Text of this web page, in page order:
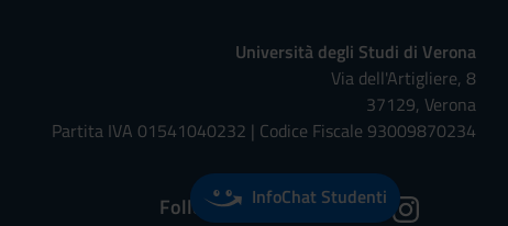
Università degli Studi di Verona
Via dell'Artigliere, 8
37129, Verona
Partita IVA 01541040232 | Codice Fiscale 93009870234
Follow us on:InfoChat Studenti